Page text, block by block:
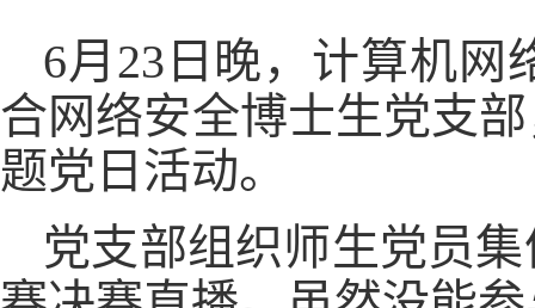
6月23日晚，计算机网
合网络安全博士生党支
题党日活动。
党支部组织师生党员